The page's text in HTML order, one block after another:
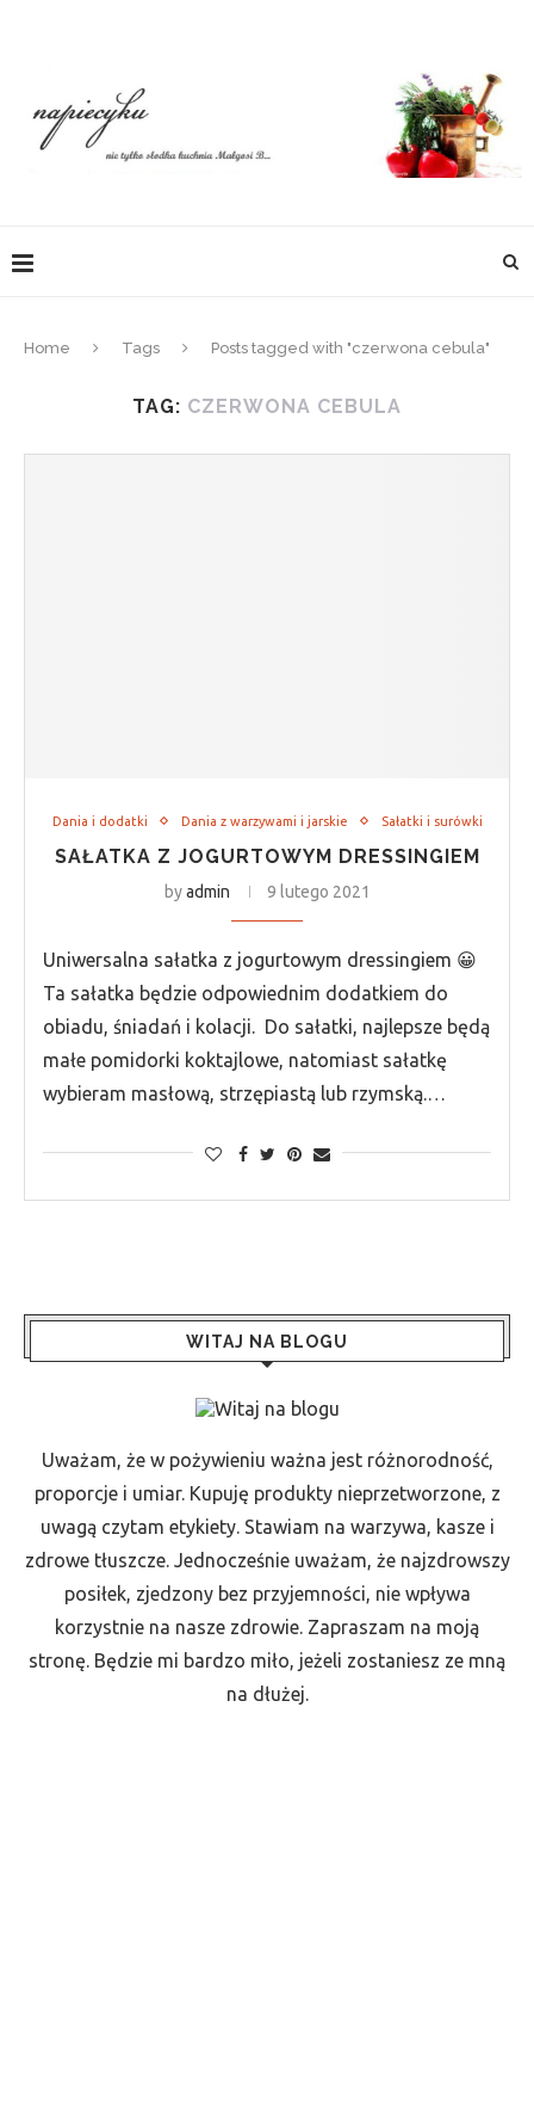
Home Tags Posts tagged with "czerwona cebula"
TAG: CZERWONA CEBULA
Dania i dodatki Dania z warzywami i jarskie Sałatki i surówki
SAŁATKA Z JOGURTOWYM DRESSINGIEM
byadmin 9 lutego 2021
Uniwersalna sałatka z jogurtowym dressingiem 😀
Ta sałatka będzie odpowiednim dodatkiem do
obiadu, śniadań i kolacji. Do sałatki, najlepsze będą
małe pomidorki koktajlowe, natomiast sałatkę
wybieram masłową, strzępiastą lub rzymską.…
WITAJ NA BLOGU
Uważam, że w pożywieniu ważna jest różnorodność,
proporcje i umiar. Kupuję produkty nieprzetworzone, z
uwagą czytam etykiety. Stawiam na warzywa, kasze i
zdrowe tłuszcze. Jednocześnie uważam, że najzdrowszy
posiłek, zjedzony bez przyjemności, nie wpływa
korzystnie na nasze zdrowie. Zapraszam na moją
stronę. Będzie mi bardzo miło, jeżeli zostaniesz ze mną
na dłużej.